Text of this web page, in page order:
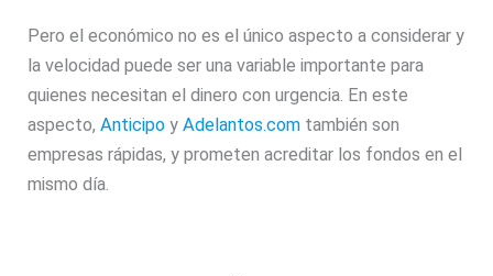
Pero el económico no es el único aspecto a considerar y
la velocidad puede ser una variable importante para
quienes necesitan el dinero con urgencia. En este
aspecto,Anticipo yAdelantos.com también son
empresas rápidas, y prometen acreditar los fondos en el
mismo día.